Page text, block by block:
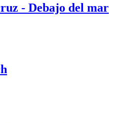
- Debajo del mar